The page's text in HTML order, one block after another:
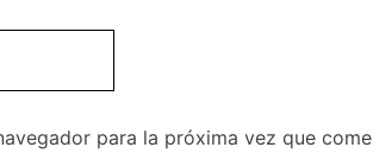
para la próxima vez que